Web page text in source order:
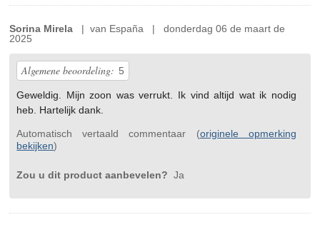
Sorina Mirela | van España | donderdag 06 de maart de
2025
Algemene beoordeling: 5
Geweldig. Mijn zoon was verrukt. Ik vind altijd wat ik nodig
heb. Hartelijk dank.
Automatisch vertaald commentaar (originele opmerking
bekijken)
Zou u dit product aanbevelen? Ja